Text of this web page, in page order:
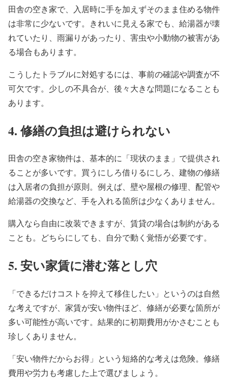
田舎の空き家で、入居時に手を加えずそのまま住める物件
は非常に少ないです。きれいに見える家でも、給湯器が壊
れていたり、雨漏りがあったり、害虫や小動物の被害があ
る場合もあります。
こうしたトラブルに対処するには、事前の確認や調査が不
可欠です。少しの不具合が、後々大きな問題になることも
あります。
4.修繕の負担は避けられない
田舎の空き家物件は、基本的に「現状のまま」で提供され
ることが多いです。買うにしろ借りるにしろ、建物の修繕
は入居者の負担が原則。例えば、壁や屋根の修理、配管や
給湯器の交換など、手を入れる箇所は少なくありません。
購入なら自由に改装できますが、賃貸の場合は制約がある
ことも。どちらにしても、自分で動く覚悟が必要です。
5.安い家賃に潜む落とし穴
「できるだけコストを抑えて移住したい」というのは自然
な考えですが、家賃が安い物件ほど、修繕が必要な箇所が
多い可能性が高いです。結果的に初期費用がかさむことも
珍しくありません。
「安い物件だからお得」という短絡的な考えは危険。修繕
費用や労力も考慮した上で選びましょう。